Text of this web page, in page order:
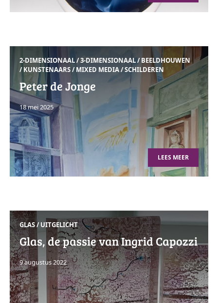
2-DIMENSIONAAL/3-DIMENSIONAAL/BEELDHOUWEN
/KUNSTENAARS/MIXED MEDIA/SCHILDEREN
Peter de Jonge
18 mei 2025
LEES MEER
GLAS/ UITGELICHT
Glas, de passie van Ingrid Capozzi
9 augustus 2022